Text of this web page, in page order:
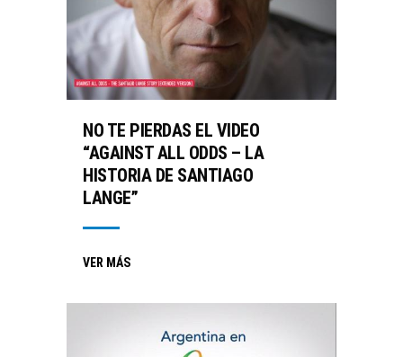
NO TE PIERDAS EL VIDEO
“AGAINST ALL ODDS – LA
HISTORIA DE SANTIAGO
LANGE”
VER MÁS